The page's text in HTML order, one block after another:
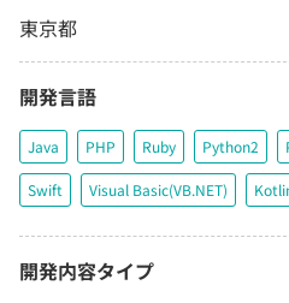
東京都
開発言語
Java PHP Ruby Python2
Swift Visual Basic(VB.NET)
開発内容タイプ